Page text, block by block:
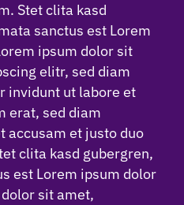
Stet clita kasd
sanctus est Lorem
ipsum dolor sit
elitr, sed diam
invidunt ut labore et
erat, sed diam
accusam et justo duo
clita kasd gubergren,
est Lorem ipsum dolor
sit amet,